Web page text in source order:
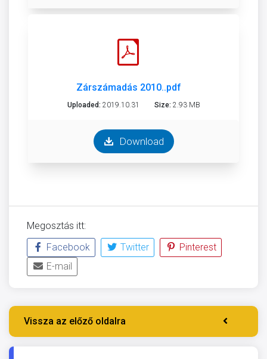
Zárszámadás 2010..pdf
Uploaded: 2019.10.31 Size: 2.93 MB
Download
Megosztás itt:
Facebook
Twitter
Pinterest
E-mail
Vissza az előző oldalra